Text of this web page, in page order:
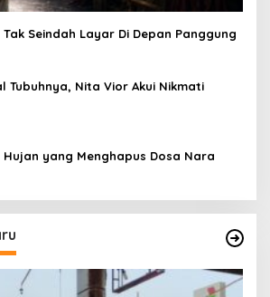
Tak Seindah Layar Di Depan Panggung
Tubuhnya, Nita Vior Akui Nikmati
Hujan yang Menghapus Dosa Nara